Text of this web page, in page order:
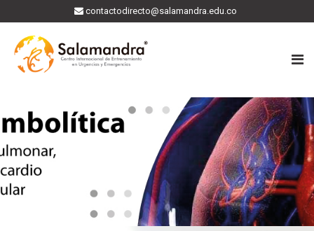
contactodirecto@salamandra.edu.co